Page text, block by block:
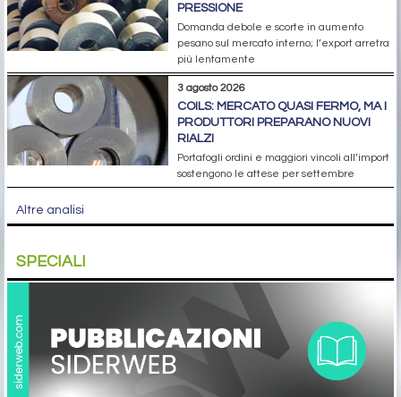
PRESSIONE
Domanda debole e scorte in aumento
pesano sul mercato interno; l’export arretra
più lentamente
3 agosto 2026
COILS: MERCATO QUASI FERMO, MA I
PRODUTTORI PREPARANO NUOVI
RIALZI
Portafogli ordini e maggiori vincoli all’import
sostengono le attese per settembre
Altre analisi
SPECIALI